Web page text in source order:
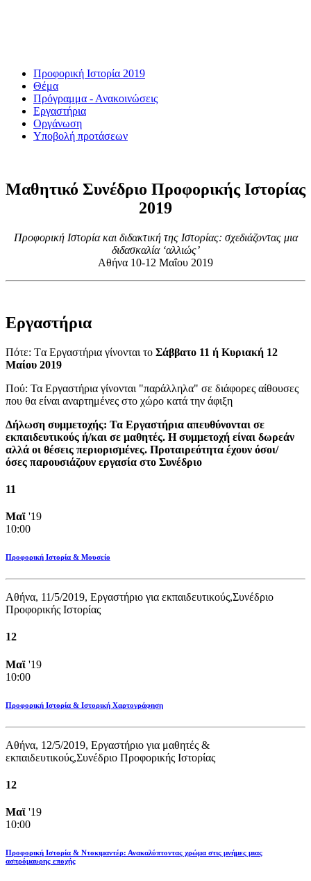
Προφορική Ιστορία 2019
Θέμα
Πρόγραμμα - Ανακοινώσεις
Εργαστήρια
Οργάνωση
Υποβολή προτάσεων
Μαθητικό Συνέδριο Προφορικής Ιστορίας
2019
Προφορική Ιστορία και διδακτική της Ιστορίας: σχεδιάζοντας μια
διδασκαλία ‘αλλιώς’
Αθήνα 10-12 Μαΐου 2019
Εργαστήρια
Πότε: Tα Εργαστήρια γίνονται το Σάββατο 11 ή Κυριακή 12
Μαίου 2019
Πού: Τα Εργαστήρια γίνονται "παράλληλα" σε διάφορες αίθουσες
που θα είναι αναρτημένες στο χώρο κατά την άφιξη
Δήλωση συμμετοχής: Τα Εργαστήρια απευθύνονται σε
εκπαιδευτικούς ή/και σε μαθητές. Η συμμετοχή είναι δωρεάν
αλλά οι θέσεις περιορισμένες. Προταιρεότητα έχουν όσοι/
όσες παρουσιάζουν εργασία στο Συνέδριο
11
Μαϊ '19
10:00
Προφορική Ιστορία & Μουσείο
Αθήνα, 11/5/2019, Εργαστήριο για εκπαιδευτικούς,Συνέδριο
Προφορικής Ιστορίας
12
Μαϊ '19
10:00
Προφορική Ιστορία & Ιστορική Χαρτογράφηση
Αθήνα, 12/5/2019, Εργαστήριο για μαθητές &
εκπαιδευτικούς,Συνέδριο Προφορικής Ιστορίας
12
Μαϊ '19
10:00
Προφορική Ιστορία & Ντοκιμαντέρ: Ανακαλύπτοντας χρώμα στις μνήμες μιας
ασπρόμαυρης εποχής